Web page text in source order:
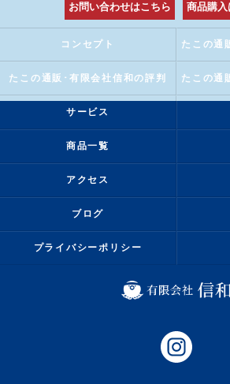
お問い合わせはこちら 商品購入
コンセプト
たこの通販･有限会社信和の評判
サービス
商品一覧
アクセス
ブログ
プライバシーポリシー